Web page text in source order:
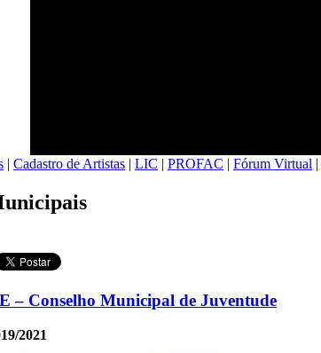
| Cadastro de Artistas | LIC | PROFAC | Fórum Virtual |
– Conselho Municipal de Juventude
2021